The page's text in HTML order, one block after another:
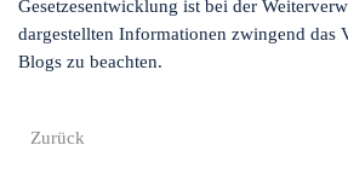
Gesetzesentwicklung ist bei der
dargestellten Informationen zwingend das
Blogs zu beachten.
Zurück